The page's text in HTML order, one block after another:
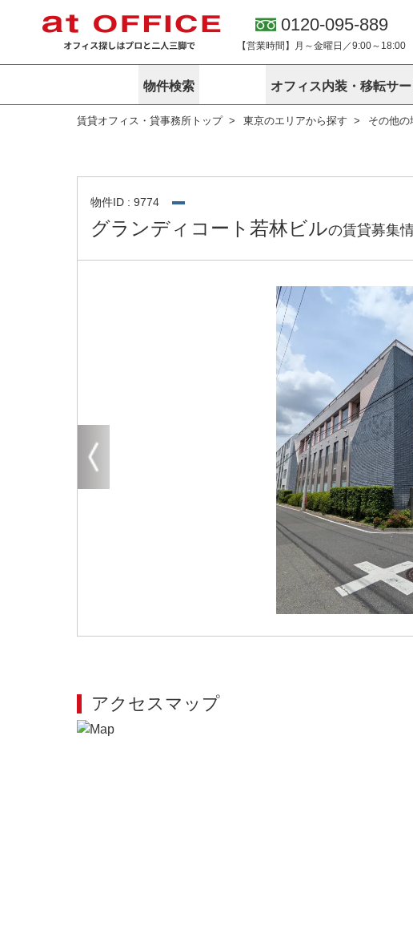
0120-095-889
【営業時間】月～金曜日／9:00～18:00
物件検索
東京
路線から探す
こだわりから探す
賃料相場を参考に探す
地図から探す
居抜き物件特集
神奈川
路線から探す
賃料相場を参考に探す
地図から探す
神奈川のクリニックを
その他
地図から探す
オフィス内装・移転サ
サービス内容
オフィス探しノウハウ
アットオフィスが選ばれ
無料ダウンロード
企業情報
オフィス紹介 東京
アットレジデンス
賃貸オフィス・貸事務所トップ 東京のエリアから探す その他の
物件ID : 9774
グランディコート若林ビルの賃貸募集
アクセスマップ